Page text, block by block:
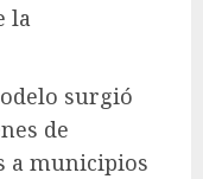
la
surgió
de
a municipios